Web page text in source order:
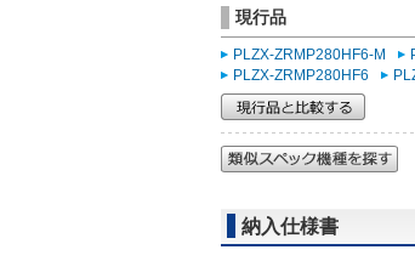
現行品
PLZX-ZRMP280HF6-M
PLZX-ZRMP280HF6
納入仕様書